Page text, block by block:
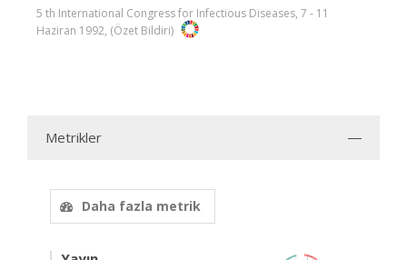
5 th International Congress for Infectious Diseases, 7 - 11
Haziran 1992, (Özet Bildiri)
Metrikler
Daha fazla metrik